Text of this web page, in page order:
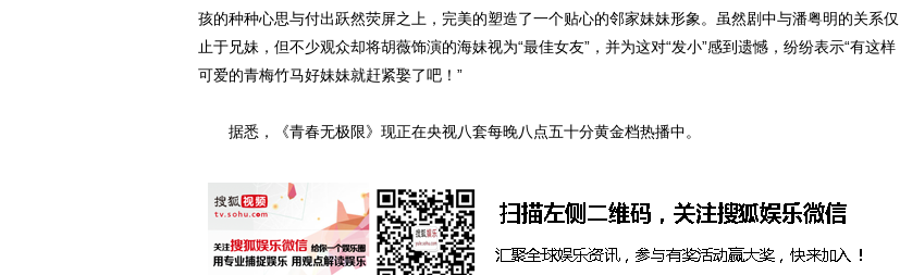
孩的种种心思与付出跃然荧屏之上，完美的塑造了一个贴心的邻家妹妹形象。虽然剧中与潘粤明的关系仅
止于兄妹，但不少观众却将胡薇饰演的海妹视为“最佳女友”，并为这对“发小”感到遗憾，纷纷表示“有这样
可爱的青梅竹马好妹妹就赶紧娶了吧！”
据悉，《青春无极限》现正在央视八套每晚八点五十分黄金档热播中。